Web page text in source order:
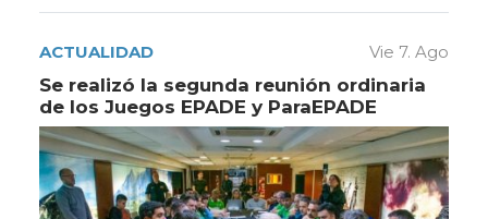
ACTUALIDAD Vie 7. Ago
Se realizó la segunda reunión ordinaria
de los Juegos EPADE y ParaEPADE